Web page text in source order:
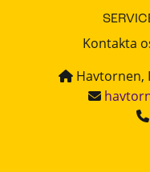
Kontakta
Havtornen,